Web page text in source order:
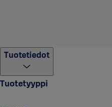
Tuotetiedot
Tuotetyyppi